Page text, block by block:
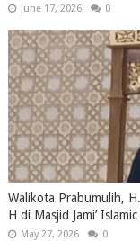
June 17, 2026 0
Walikota Prabumulih,
H di Masjid Jami’
May 27, 2026 0